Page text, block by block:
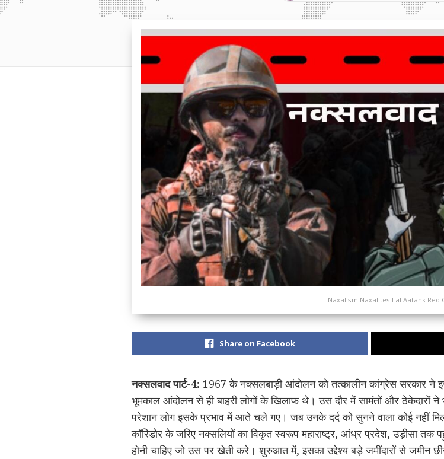
Naxalism Naxalites Lal Aatank Red
Share on Facebook
नक्सलवाद पार्ट-4: 1967 के नक्सलबाड़ी आंदोलन को तत्कालीन कांग्रेस सरकार ने
भूमकाल आंदोलन से ही बाहरी लोगों के खिलाफ थे। उस दौर में सामंतों और ठेकेदारों ने
परेशान लोग इसके प्रभाव में आते चले गए। जब उनके दर्द को सुनने वाला कोई नहीं
कॉरिडोर के जरिए नक्सलियों का विकृत स्वरूप महाराष्ट्र, आंध्र प्रदेश, उड़ीसा तक
होनी चाहिए जो उस पर खेती करे। शुरुआत में, इसका उद्देश्य बड़े जमींदारों से जमीन